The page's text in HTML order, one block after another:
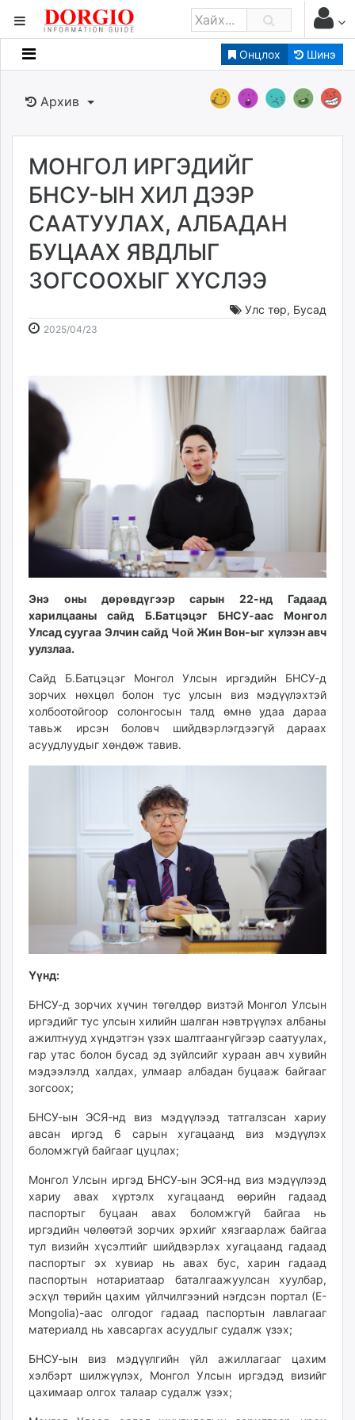
Онцлох Шинэ
Мэдээллийн
Банк санхүү
Бизнес ААН
Төрийн
dorgio.mn
Gogo.mn
news.mn
Baabar.mn
mnb.mn
Livetv.mn
Eguur.mn
24tsag.mn
shuud.mn
eagle.mn
ergelt.mn
zarig.mn
today.mn
ugluu.mn
urlag.mn
unen.mn
shudarga.mn
shuurhai.mn
unuudur.mn
isee.mn
mglradio.com
tac.mn
paparazzi.mn
unread.today
Архив
МОНГОЛ ИРГЭДИЙГ
БНСУ-ЫН ХИЛ ДЭЭР
СААТУУЛАХ, АЛБАДАН
БУЦААХ ЯВДЛЫГ
ЗОГСООХЫГ ХҮСЛЭЭ
Улс төр, Бусад
2025/04/23
Энэ оны дөрөвдүгээр сарын 22-нд Гадаад
харилцааны сайд Б.Батцэцэг БНСУ-аас Монгол
Улсад суугаа Элчин сайд Чой Жин Вон-ыг хүлээн авч
уулзлаа.
Сайд Б.Батцэцэг Монгол Улсын иргэдийн БНСУ-д
зорчих нөхцөл болон тус улсын виз мэдүүлэхтэй
холбоотойгоор солонгосын талд өмнө удаа дараа
тавьж ирсэн боловч шийдвэрлэгдээгүй дараах
асуудлуудыг хөндөж тавив.
Үүнд:
БНСУ-д зорчих хүчин төгөлдөр визтэй Монгол Улсын
иргэдийг тус улсын хилийн шалган нэвтрүүлэх албаны
ажилтнууд хүндэтгэн үзэх шалтгаангүйгээр саатуулах,
гар утас болон бусад эд зүйлсийг хураан авч хувийн
мэдээлэлд халдах, улмаар албадан буцааж байгааг
зогсоох;
БНСУ-ын ЭСЯ-нд виз мэдүүлээд татгалзсан хариу
авсан иргэд 6 сарын хугацаанд виз мэдүүлэх
боломжгүй байгааг цуцлах;
Монгол Улсын иргэд БНСУ-ын ЭСЯ-нд виз мэдүүлээд
хариу авах хүртэлх хугацаанд өөрийн гадаад
паспортыг буцаан авах боломжгүй байгаа нь
иргэдийн чөлөөтэй зорчих эрхийг хязгаарлаж байгаа
тул визийн хүсэлтийг шийдвэрлэх хугацаанд гадаад
паспортыг эх хувиар нь авах бус, харин гадаад
паспортын нотариатаар баталгаажуулсан хуулбар,
эсхүл төрийн цахим үйлчилгээний нэгдсэн портал (Е-
Mongolia)-аас олгодог гадаад паспортын лавлагааг
материалд нь хавсаргах асуудлыг судалж үзэх;
БНСУ-ын виз мэдүүлгийн үйл ажиллагааг цахим
хэлбэрт шилжүүлэх, Монгол Улсын иргэдэд визийг
цахимаар олгох талаар судалж үзэх;